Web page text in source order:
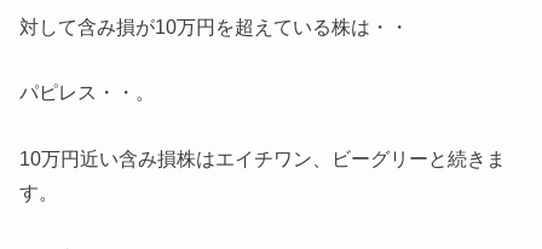
対して含み損が10万円を超えている株は・・
パピレス・・。
10万円近い含み損株はエイチワン、ビーグリーと続きま
す。